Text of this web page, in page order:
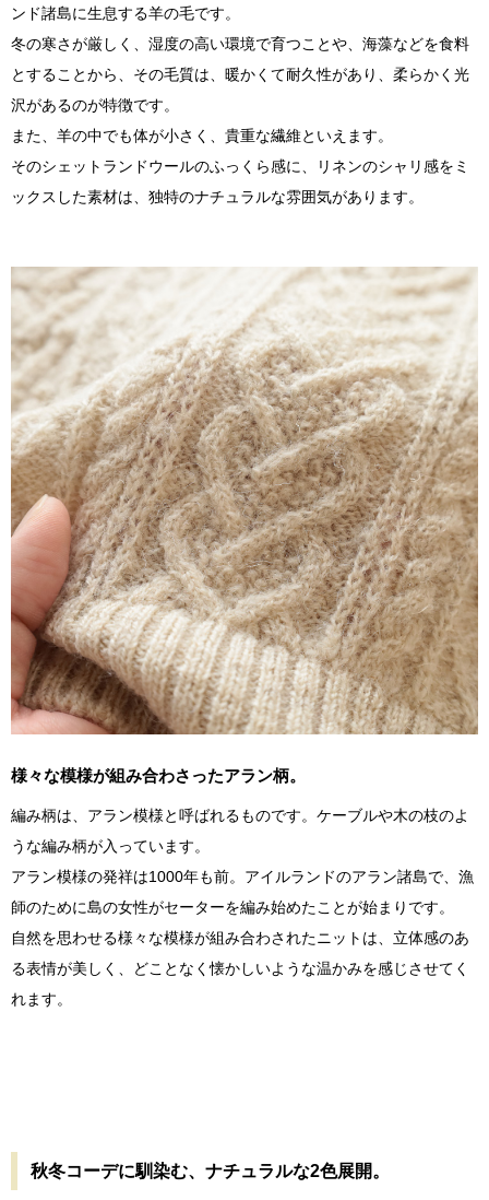
ンド諸島に生息する羊の毛です。
冬の寒さが厳しく、湿度の高い環境で育つことや、海藻などを食料
とすることから、その毛質は、暖かくて耐久性があり、柔らかく光
沢があるのが特徴です。
また、羊の中でも体が小さく、貴重な繊維といえます。
そのシェットランドウールのふっくら感に、リネンのシャリ感をミ
ックスした素材は、独特のナチュラルな雰囲気があります。
様々な模様が組み合わさったアラン柄。
編み柄は、アラン模様と呼ばれるものです。ケーブルや木の枝のよ
うな編み柄が入っています。
アラン模様の発祥は1000年も前。アイルランドのアラン諸島で、漁
師のために島の女性がセーターを編み始めたことが始まりです。
自然を思わせる様々な模様が組み合わされたニットは、立体感のあ
る表情が美しく、どことなく懐かしいような温かみを感じさせてく
れます。
秋冬コーデに馴染む、ナチュラルな2色展開。